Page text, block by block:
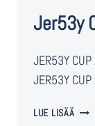
Jer53y
JER53Y
JER53Y
LUE LISÄÄ